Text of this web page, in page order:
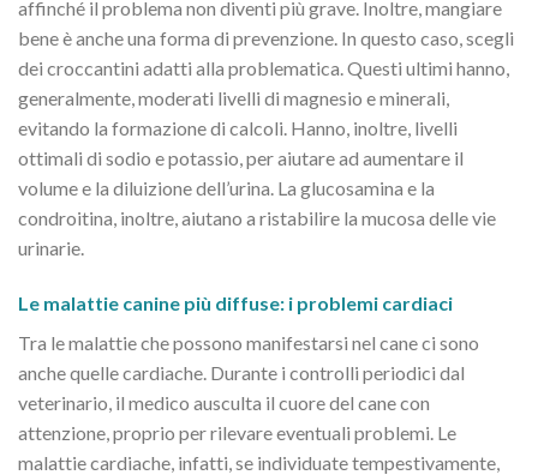
affinché il problema non diventi più grave. Inoltre, mangiare
bene è anche una forma di prevenzione. In questo caso, scegli
dei croccantini adatti alla problematica. Questi ultimi hanno,
generalmente, moderati livelli di magnesio e minerali,
evitando la formazione di calcoli. Hanno, inoltre, livelli
ottimali di sodio e potassio, per aiutare ad aumentare il
volume e la diluizione dell’urina. La glucosamina e la
condroitina, inoltre, aiutano a ristabilire la mucosa delle vie
urinarie.
Le malattie canine più diffuse: i problemi cardiaci
Tra le malattie che possono manifestarsi nel cane ci sono
anche quelle cardiache. Durante i controlli periodici dal
veterinario, il medico ausculta il cuore del cane con
attenzione, proprio per rilevare eventuali problemi. Le
malattie cardiache, infatti, se individuate tempestivamente,